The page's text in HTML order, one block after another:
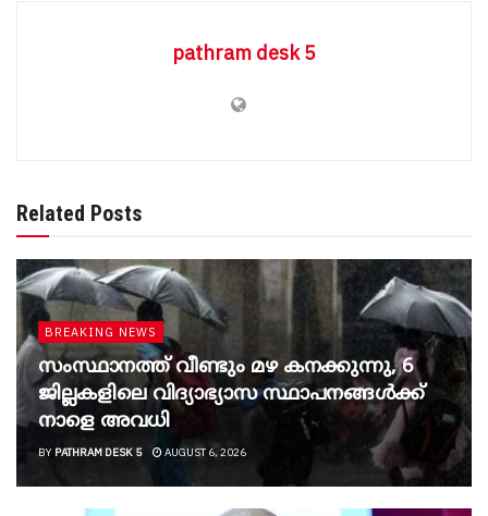
pathram desk 5
Related Posts
BREAKING NEWS
സംസ്ഥാനത്ത് വീണ്ടും മഴ കനക്കുന്നു, 6
ജില്ലകളിലെ വിദ്യാഭ്യാസ സ്ഥാപനങ്ങൾക്ക്
നാളെ അവധി
BY PATHRAM DESK 5 AUGUST 6, 2026